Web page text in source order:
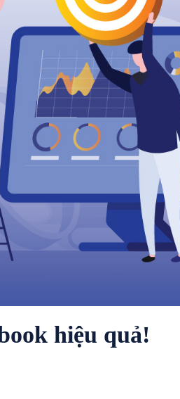
hiệu quả!